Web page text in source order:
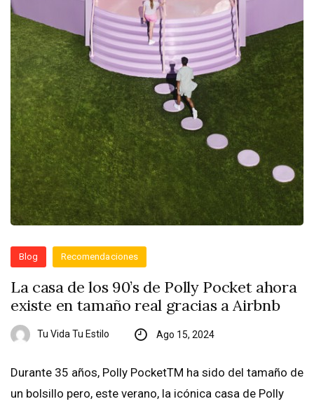
Blog Recomendaciones
La casa de los 90’s de Polly Pocket ahora
existe en tamaño real gracias a Airbnb
Tu Vida Tu Estilo Ago 15, 2024
Durante 35 años, Polly PocketTM ha sido del tamaño de
un bolsillo pero, este verano, la icónica casa de Polly